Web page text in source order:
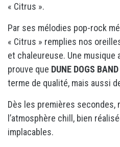
« Citrus ».
Par ses mélodies pop-rock
« Citrus » remplies nos
et chaleureuse. Une
prouve que DUNE DOGS BAND
terme de qualité, mais aussi
Dès les premières secondes,
l’atmosphère chill, bien
implacables.